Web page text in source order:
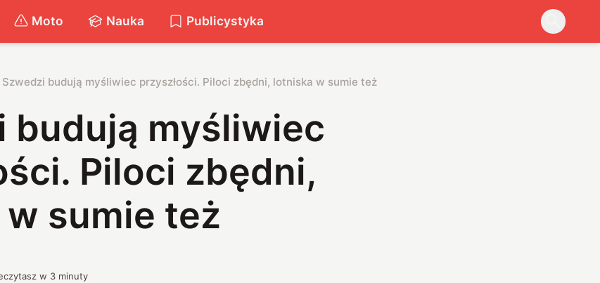
Moto Nauka Publicystyka
Szwedzi budują myśliwiec przyszłości. Piloci zbędni, lotniska w sumie też
budują myśliwiec
Piloci zbędni,
sumie też
w 3 minuty